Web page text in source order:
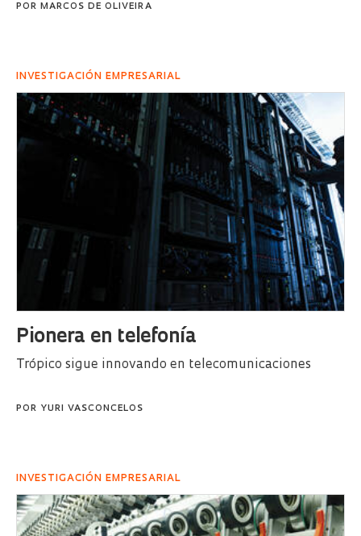
POR MARCOS DE OLIVEIRA
INVESTIGACIÓN EMPRESARIAL
Pionera en telefonía
Trópico sigue innovando en telecomunicaciones
POR YURI VASCONCELOS
INVESTIGACIÓN EMPRESARIAL